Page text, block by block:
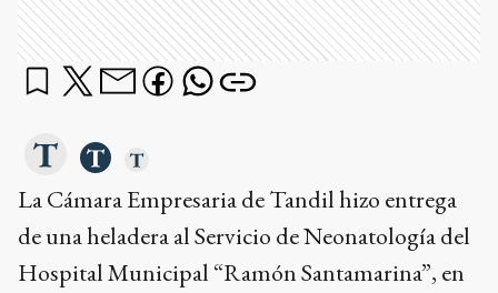
La Cámara Empresaria de Tandil hizo entrega
de una heladera al Servicio de Neonatología del
Hospital Municipal “Ramón Santamarina”, en